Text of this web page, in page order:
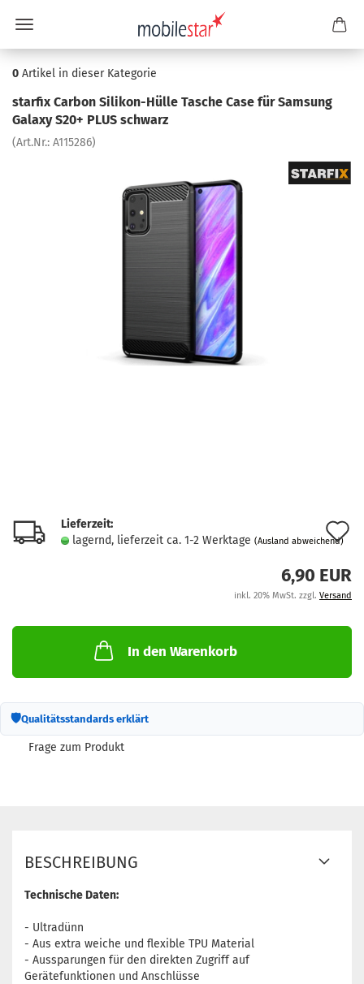
0 Artikel in dieser Kategorie
star­fix Car­bon Silikon-​Hülle Ta­sche Case für Sam­sung
Ga­la­xy S20+ PLUS schwarz
(Art.Nr.: A115286)
Lieferzeit:
lagernd, lieferzeit ca. 1-2 Werktage (Ausland abweichend)
6,90 EUR
inkl. 20% MwSt. zzgl. Versand
In den Warenkorb
🛡Qualitätsstandards erklärt
Frage zum Produkt
BESCHREIBUNG
Technische Daten:
- Ultradünn
- Aus extra weiche und flexible TPU Material
- Aussparungen für den direkten Zugriff auf
Gerätefunktionen und Anschlüsse